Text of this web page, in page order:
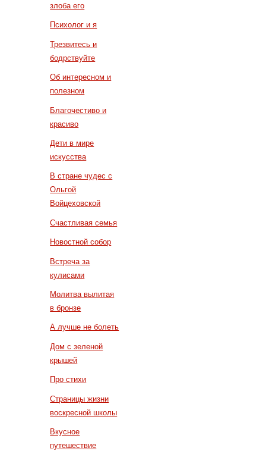
злоба его
Психолог и я
Трезвитесь и
бодрствуйте
Об интересном и
полезном
Благочестиво и
красиво
Дети в мире
искусства
В стране чудес с
Ольгой
Войцеховской
Счастливая семья
Новостной собор
Встреча за
кулисами
Молитва вылитая
в бронзе
А лучше не болеть
Дом с зеленой
крышей
Про стихи
Страницы жизни
воскресной школы
Вкусное
путешествие